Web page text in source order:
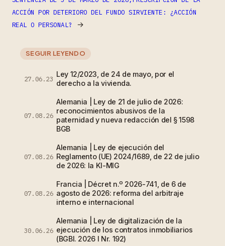
ACCIÓN POR DETERIORO DEL FUNDO SIRVIENTE: ¿ACCIÓN
REAL O PERSONAL?
→
SEGUIR LEYENDO
27.06.23
Ley 12/2023, de 24 de mayo, por el
derecho a la vivienda.
07.08.26
Alemania | Ley de 21 de julio de 2026:
reconocimientos abusivos de la
paternidad y nueva redacción del § 1598
BGB
07.08.26
Alemania | Ley de ejecución del
Reglamento (UE) 2024/1689, de 22 de julio
de 2026: la KI-MIG
07.08.26
Francia | Décret n.º 2026-741, de 6 de
agosto de 2026: reforma del arbitraje
interno e internacional
30.06.26
Alemania | Ley de digitalización de la
ejecución de los contratos inmobiliarios
(BGBl. 2026 I Nr. 192)